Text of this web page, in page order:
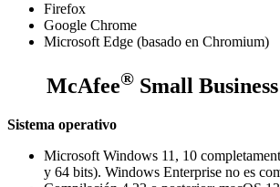
Firefox
Google Chrome
Microsoft Edge (basado en Chromium)
McAfee® Small
Sistema operativo
Microsoft Windows 11, 10
y 64 bits). Windows Enterprise no es